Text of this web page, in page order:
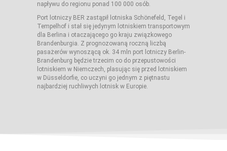
napływu do regionu ponad 100 000 osób.
Port lotniczy BER zastąpił lotniska Schönefeld, Tegel i
Tempelhof i stał się jedynym lotniskiem transportowym
dla Berlina i otaczającego go kraju związkowego
Brandenburgia. Z prognozowaną roczną liczbą
pasażerów wynoszącą ok. 34 mln port lotniczy Berlin-
Brandenburg będzie trzecim co do przepustowości
lotniskiem w Niemczech, plasując się przed lotniskiem
w Düsseldorfie, co uczyni go jednym z piętnastu
najbardziej ruchliwych lotnisk w Europie.